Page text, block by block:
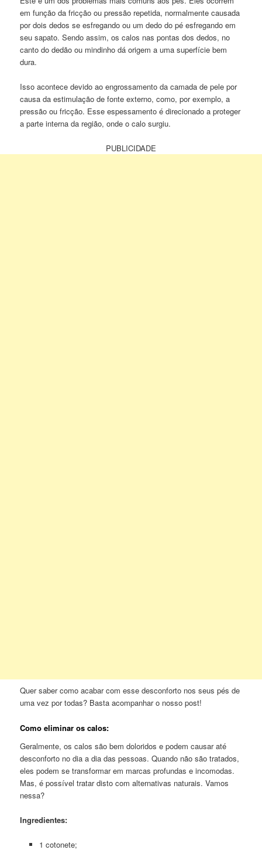
em função da fricção ou pressão repetida, normalmente causada
por dois dedos se esfregando ou um dedo do pé esfregando em
seu sapato. Sendo assim, os calos nas pontas dos dedos, no
canto do dedão ou mindinho dá origem a uma superfície bem
dura.
Isso acontece devido ao engrossamento da camada de pele por
causa da estimulação de fonte externo, como, por exemplo, a
pressão ou fricção. Esse espessamento é direcionado a proteger
a parte interna da região, onde o calo surgiu.
PUBLICIDADE
Quer saber como acabar com esse desconforto nos seus pés de
uma vez por todas? Basta acompanhar o nosso post!
Como eliminar os calos:
Geralmente, os calos são bem doloridos e podem causar até
desconforto no dia a dia das pessoas. Quando não são tratados,
eles podem se transformar em marcas profundas e incomodas.
Mas, é possível tratar disto com alternativas naturais. Vamos
nessa?
Ingredientes:
1 cotonete;